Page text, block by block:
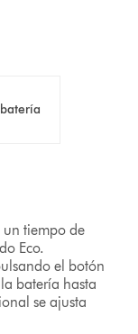
tiempo de
Eco.
el botón
batería hasta
se ajusta